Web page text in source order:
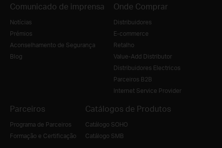
Comunicado de imprensa
Notícias
Prémios
Aconselhamento de Segurança
Blog
Onde Comprar
Distribuidores
E-commerce
Retalho
Value-Add Distributor
Distribuidores Electricos
Parceiros B2B
Internet Service Provider
Parceiros
Programa de Parceiros
Formação e Certificação
Catálogos de Produtos
Catálogo SOHO
Catálogo SMB